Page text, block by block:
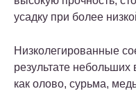
усадку при более
Низколегированные
результате небольших
как олово, сурьма,